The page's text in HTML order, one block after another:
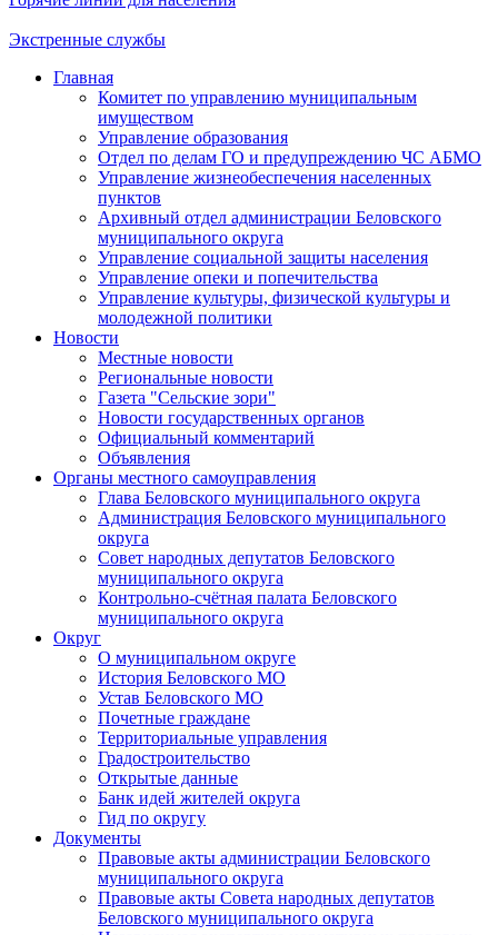
Экстренные службы
Главная
Комитет по управлению муниципальным
имуществом
Управление образования
Отдел по делам ГО и предупреждению ЧС АБМО
Управление жизнеобеспечения населенных
пунктов
Архивный отдел администрации Беловского
муниципального округа
Управление социальной защиты населения
Управление опеки и попечительства
Управление культуры, физической культуры и
молодежной политики
Новости
Местные новости
Региональные новости
Газета "Сельские зори"
Новости государственных органов
Официальный комментарий
Объявления
Органы местного самоуправления
Глава Беловского муниципального округа
Администрация Беловского муниципального
округа
Совет народных депутатов Беловского
муниципального округа
Контрольно-счётная палата Беловского
муниципального округа
Округ
О муниципальном округе
История Беловского МО
Устав Беловского МО
Почетные граждане
Территориальные управления
Градостроительство
Открытые данные
Банк идей жителей округа
Гид по округу
Документы
Правовые акты администрации Беловского
муниципального округа
Правовые акты Совета народных депутатов
Беловского муниципального округа